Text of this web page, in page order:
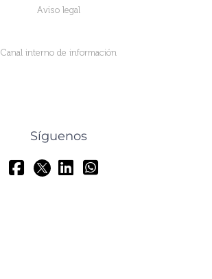
Aviso legal
Canal interno de información
Síguenos